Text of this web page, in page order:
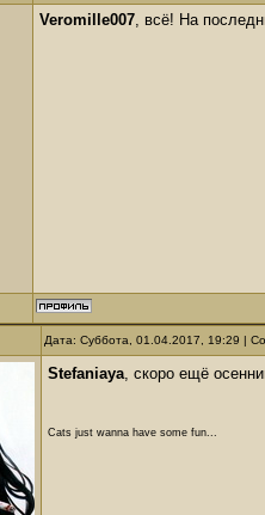
Veromille007, всё! На
Дата: Суббота, 01.04.2017, 19:29 |
Stefaniaya, скоро ещё
Cats just wanna have some fun...